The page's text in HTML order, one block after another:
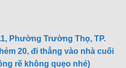
Phường Trường Thọ, TP.
20, đi thẳng vào nhà cuối
rẽ không quẹo nhé)